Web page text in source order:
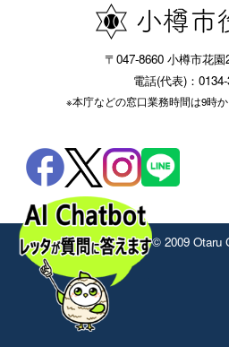
〒047-8660 小樽市花
電話(代表)：
※本庁などの窓口業務時間は9時か
© 2009 Otaru